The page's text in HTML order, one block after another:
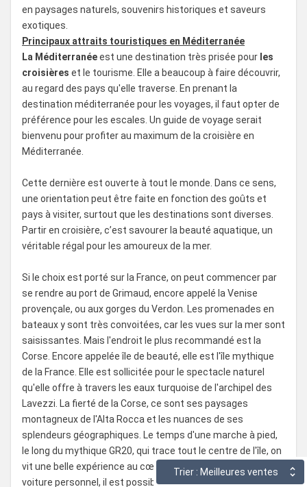
Trier : Meilleures ventes
en paysages naturels, souvenirs historiques et saveurs
exotiques.
Principaux attraits touristiques en Méditerranée
La Méditerranéeest une destination très prisée pour les
croisières et le tourisme. Elle a beaucoup à faire découvrir,
au regard des pays qu'elle traverse. En prenant la
destination méditerranée pour les voyages, il faut opter de
préférence pour les escales. Un guide de voyage serait
bienvenu pour profiter au maximum de la croisière en
Méditerranée.
Cette dernière est ouverte à tout le monde. Dans ce sens,
une orientation peut être faite en fonction des goûts et
pays à visiter, surtout que les destinations sont diverses.
Partir en croisière, c’est savourer la beauté aquatique, un
véritable régal pour les amoureux de la mer.
Si le choix est porté sur la France, on peut commencer par
se rendre au port de Grimaud, encore appelé la Venise
provençale, ou aux gorges du Verdon. Les promenades en
bateaux y sont très convoitées, car les vues sur la mer sont
saisissantes. Mais l'endroit le plus recommandé est la
Corse. Encore appelée île de beauté, elle est l'île mythique
de la France. Elle est sollicitée pour le spectacle naturel
qu'elle offre à travers les eaux turquoise de l'archipel des
Lavezzi. La fierté de la Corse, ce sont ses paysages
montagneux de l'Alta Rocca et les nuances de ses
splendeurs géographiques. Le temps d'une marche à pied,
le long du mythique GR20, qui trace tout le centre de l'île, on
vit une belle expérience au cœur du maquis. En taxi ou en
voiture personnel, il est possible de remonter la route